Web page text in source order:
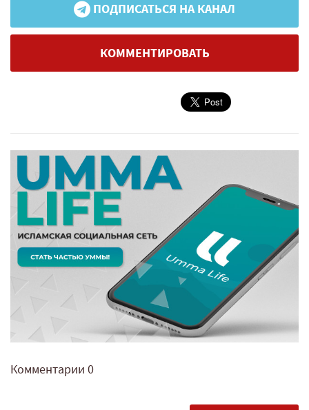
ПОДПИСАТЬСЯ НА КАНАЛ
КОММЕНТИРОВАТЬ
Комментарии 0